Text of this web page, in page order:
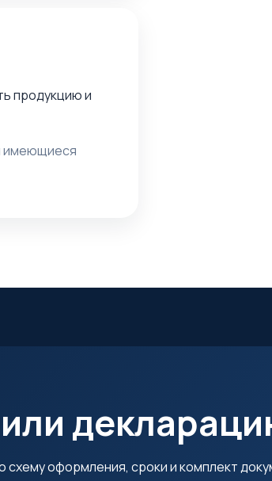
продукцию и
имеющиеся
оформления, сроки и комплект